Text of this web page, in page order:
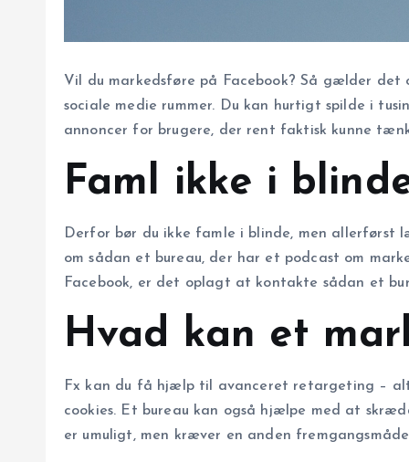
Vil du markedsføre på Facebook? Så gælder
sociale medie rummer. Du kan hurtigt spilde i
annoncer for brugere, der rent faktisk kunne
Faml ikke i
Derfor bør du ikke famle i blinde, men allerførst
om sådan et bureau, der har et podcast om
Facebook, er det oplagt at kontakte sådan et
Hvad kan et
Fx kan du få hjælp til avanceret retargeting –
cookies. Et bureau kan også hjælpe med at
er umuligt, men kræver en anden